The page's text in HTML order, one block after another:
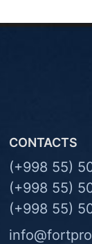
CONTACTS
(+998 55)
(+998 55)
(+998 55)